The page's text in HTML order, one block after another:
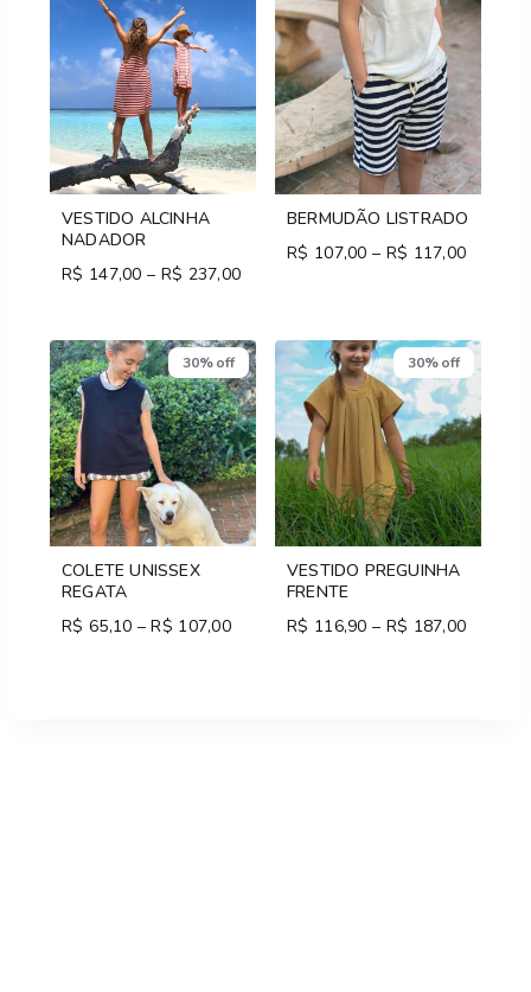
VESTIDO ALCINHA
NADADOR
R$ 147,00 – R$ 237,00
through
R$ 237,00
BERMUDÃO LISTRADO
R$ 107,00 – R$ 117,00
R$
30% off
COLETE UNISSEX
REGATA
R$ 65,10 – R$ 107,00
30% off
VESTIDO PREGUINHA
FRENTE
R$ 116,90 – R$ 187,00